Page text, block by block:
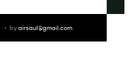
by airsaul@gmail.com